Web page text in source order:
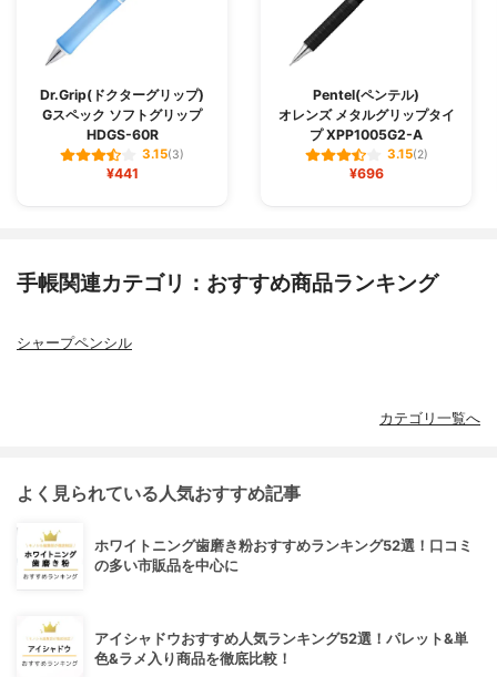
Dr.Grip(ドクターグリップ)
Gスペック ソフトグリップ
HDGS-60R
3.15(3)
¥441
Pentel(ペンテル)
オレンズ メタルグリップタイ
プ XPP1005G2-A
3.15(2)
¥696
手帳関連カテゴリ：おすすめ商品ランキング
シャープペンシル
カテゴリ一覧へ
よく見られている人気おすすめ記事
ホワイトニング歯磨き粉おすすめランキング52選！口コミ
の多い市販品を中心に
アイシャドウおすすめ人気ランキング52選！パレット&単
色&ラメ入り商品を徹底比較！